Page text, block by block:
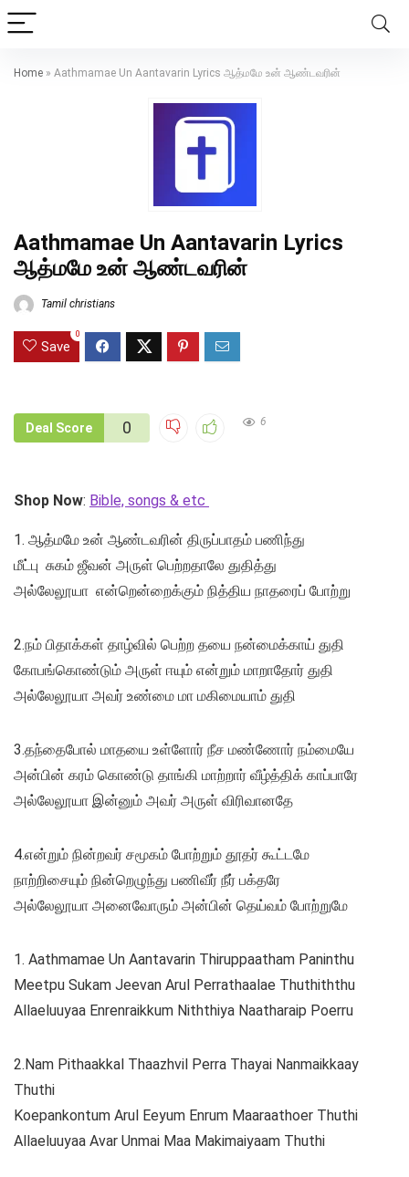
Home » Aathmamae Un Aantavarin Lyrics ஆத்மமே உன் ஆண்டவரின்
Aathmamae Un Aantavarin Lyrics
ஆத்மமே உன் ஆண்டவரின்
Tamil christians
Save
0
Deal Score 0 6
Shop Now: Bible, songs & etc
1. ஆத்மமே உன் ஆண்டவரின் திருப்பாதம் பணிந்து
மீட்பு சுகம் ஜீவன் அருள் பெற்றதாலே துதித்து
அல்லேலூயா என்றென்றைக்கும் நித்திய நாதரைப் போற்று
2.நம் பிதாக்கள் தாழ்வில் பெற்ற தயை நன்மைக்காய் துதி
கோபங்கொண்டும் அருள் ஈயும் என்றும் மாறாதோர் துதி
அல்லேலூயா அவர் உண்மை மா மகிமையாம் துதி
3.தந்தைபோல் மாதயை உள்ளோர் நீச மண்ணோர் நம்மையே
அன்பின் கரம் கொண்டு தாங்கி மாற்றார் வீழ்த்திக் காப்பாரே
அல்லேலூயா இன்னும் அவர் அருள் விரிவானதே
4.என்றும் நின்றவர் சமூகம் போற்றும் தூதர் கூட்டமே
நாற்றிசையும் நின்றெழுந்து பணிவீர் நீர் பக்தரே
அல்லேலூயா அனைவோரும் அன்பின் தெய்வம் போற்றுமே
1. Aathmamae Un Aantavarin Thiruppaatham Paninthu
Meetpu Sukam Jeevan Arul Perrathaalae Thuthiththu
Allaeluuyaa Enrenraikkum Niththiya Naatharaip Poerru
2.Nam Pithaakkal Thaazhvil Perra Thayai Nanmaikkaay
Thuthi
Koepankontum Arul Eeyum Enrum Maaraathoer Thuthi
Allaeluuyaa Avar Unmai Maa Makimaiyaam Thuthi